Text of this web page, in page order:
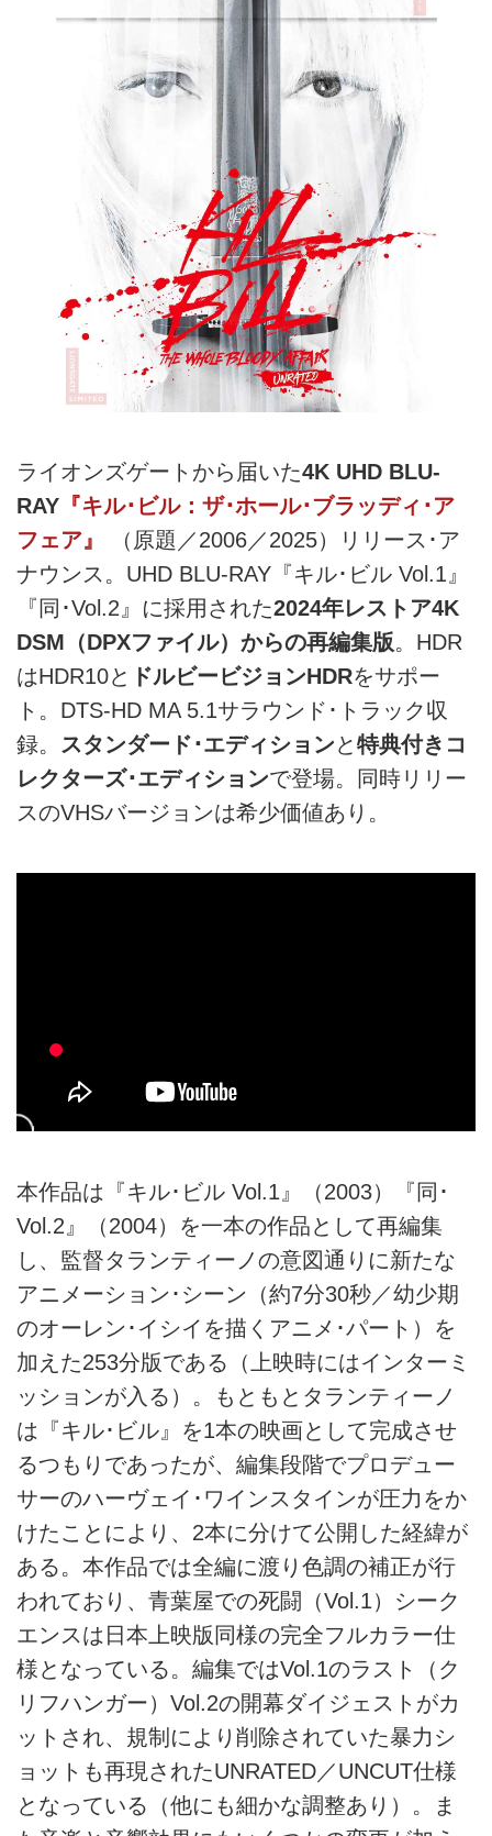
ライオンズゲートから届いた4K UHD BLU-
RAY 『キル･ビル：ザ･ホール･ブラッディ･ア
フェア』
（原題／2006／2025）リリース･ア
ナウンス。UHD BLU-RAY『キル･ビル Vol.1』
『同･Vol.2』に採用された2024年レストア4K
DSM（DPXファイル）からの再編集版。HDR
はHDR10と ドルビービジョンHDRをサポー
ト。DTS-HD MA 5.1サラウンド･トラック収
録。 スタンダード･エディションと特典付きコ
レクターズ･エディションで登場。同時リリー
スのVHSバージョンは希少価値あり。
本作品は『キル･ビル Vol.1』（2003）『同･
Vol.2』（2004）を一本の作品として再編集
し、監督タランティーノの意図通りに新たな
アニメーション･シーン（約7分30秒／幼少期
のオーレン･イシイを描くアニメ･パート）を
加えた253分版である（上映時にはインターミ
ッションが入る）。もともとタランティーノ
は『キル･ビル』を1本の映画として完成させ
るつもりであったが、編集段階でプロデュー
サーのハーヴェイ･ワインスタインが圧力をか
けたことにより、2本に分けて公開した経緯が
ある。本作品では全編に渡り色調の補正が行
われており、青葉屋での死闘（Vol.1）シーク
エンスは日本上映版同様の完全フルカラー仕
様となっている。編集ではVol.1のラスト（ク
リフハンガー）Vol.2の開幕ダイジェストがカ
ットされ、規制により削除されていた暴力シ
ョットも再現されたUNRATED／UNCUT仕様
となっている（他にも細かな調整あり）。ま